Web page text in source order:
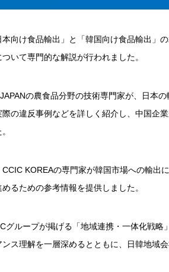
向け食品輸出」と「韓国向け食品輸出」
いて専門的な解説が行われました。
の農食品分野の技術専門家が、日本
の違反事例などを詳しく紹介し、中国企
KOREAの専門家が韓国市場への輸出
るための参考情報を提供しました。
グループが掲げる「地域連携・一体化戦
ス理解を一層深めるとともに、日韓地域